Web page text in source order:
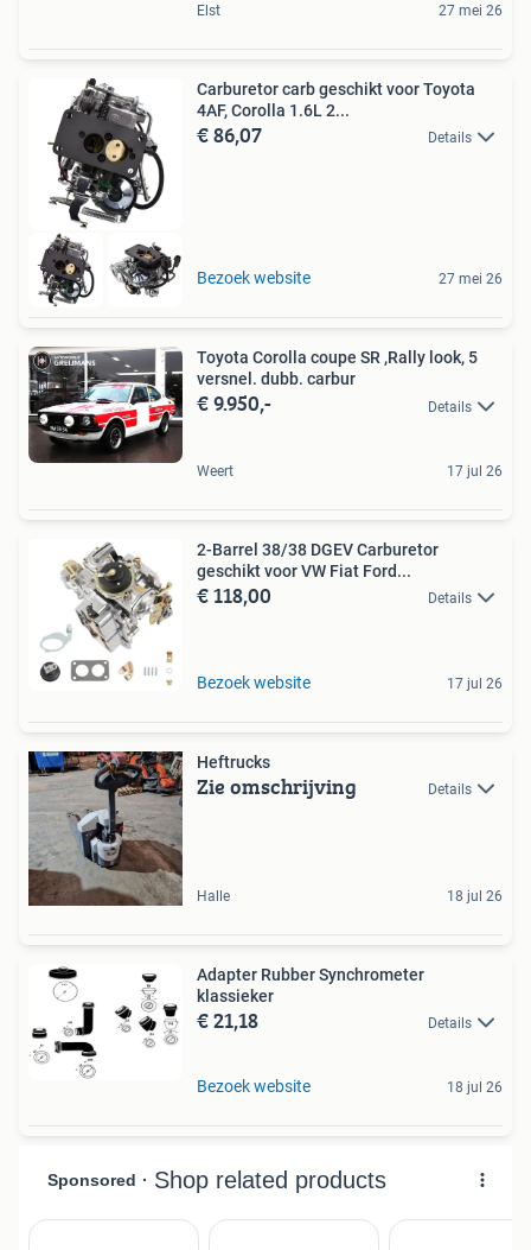
Elst 27 mei 26
Carburetor carb geschikt voor Toyota
4AF, Corolla 1.6L 2...
€ 86,07 Details
Bezoek website 27 mei 26
Toyota Corolla coupe SR ,Rally look, 5
versnel. dubb. carbur
€ 9.950,- Details
Weert 17 jul 26
2-Barrel 38/38 DGEV Carburetor
geschikt voor VW Fiat Ford...
€ 118,00 Details
Bezoek website 17 jul 26
Heftrucks
Zie omschrijving Details
Halle 18 jul 26
Adapter Rubber Synchrometer
klassieker
€ 21,18 Details
Bezoek website 18 jul 26